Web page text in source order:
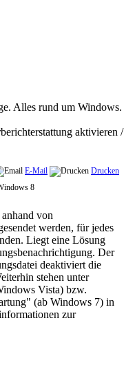
Alles rund um Windows.
aktivieren /
E-Mail
Drucken
8
von
werden, für jedes
Liegt eine Lösung
Der
deaktiviert die
stehen unter
Vista) bzw.
(ab Windows 7) in
zur